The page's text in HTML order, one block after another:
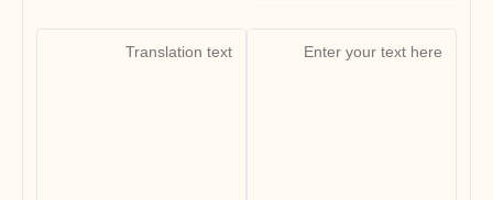
تسويق المنتجات
نجاح العملاء